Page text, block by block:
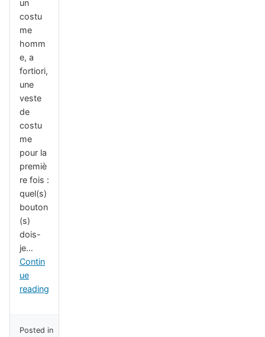
un
costu
me
homm
e, a
fortiori,
une
veste
de
costu
me
pour la
premiè
re fois :
quel(s)
bouton
(s)
dois-
je…
Contin
ue
reading
Posted in